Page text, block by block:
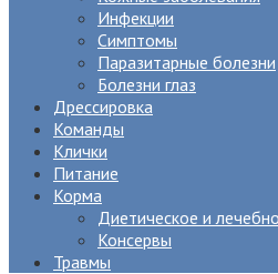
Инфекции
Симптомы
Паразитарные болезни
Болезни глаз
Дрессировка
Команды
Клички
Питание
Корма
Диетическое и
Консервы
Травмы